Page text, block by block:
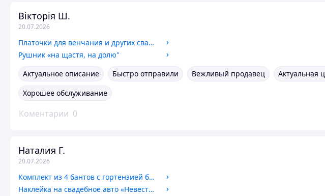
Вікторія Ш.
20.07.2026
Платочки для венчания и других свадебных обрядов
Рушник «на щастя, на долю"
Актуальное описание
Быстро отправили Вежливый продавец Актуальная
Хорошее обслуживание
Коментарии 0
Наталия Г.
20.07.2026
Комплект из 4 бантов с гортензией белого цвета на свадебный автомобиль
Наклейка на свадебное авто «Невестный»